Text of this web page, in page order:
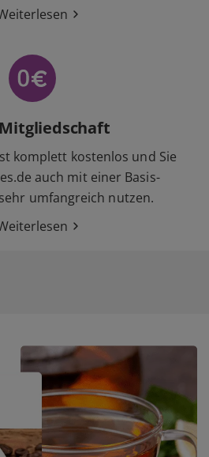
komplett kostenlos und Sie
auch mit einer Basis-
umfangreich nutzen.